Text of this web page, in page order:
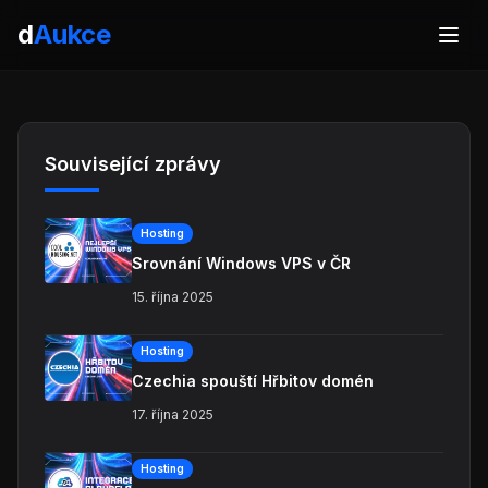
dAukce
Související zprávy
Hosting
Srovnání Windows VPS v ČR
15. října 2025
Hosting
Czechia spouští Hřbitov domén
17. října 2025
Hosting